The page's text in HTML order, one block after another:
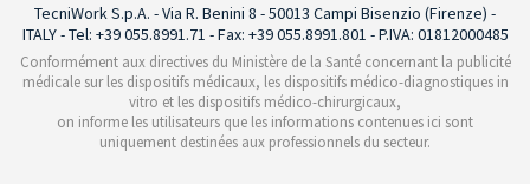
TecniWork S.p.A. - Via R. Benini 8 - 50013 Campi Bisenzio (Firenze) -
ITALY - Tel: +39 055.8991.71 - Fax: +39 055.8991.801 - P.IVA: 01812000485
Conformément aux directives du Ministère de la Santé concernant la publicité
médicale sur les dispositifs médicaux, les dispositifs médico-diagnostiques in
vitro et les dispositifs médico-chirurgicaux,
on informe les utilisateurs que les informations contenues ici sont
uniquement destinées aux professionnels du secteur.